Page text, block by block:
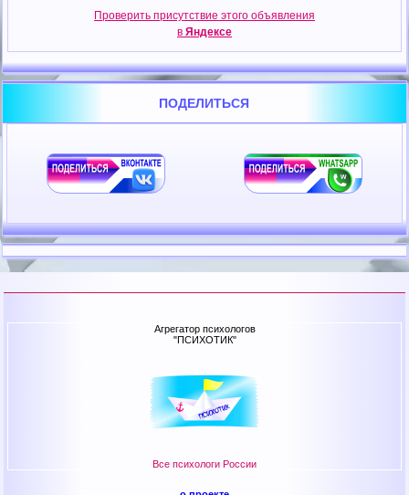
Проверить присутствие этого объявления
в Яндексе
ПОДЕЛИТЬСЯ
Агрегатор психологов
"ПСИХОТИК"
Все психологи России